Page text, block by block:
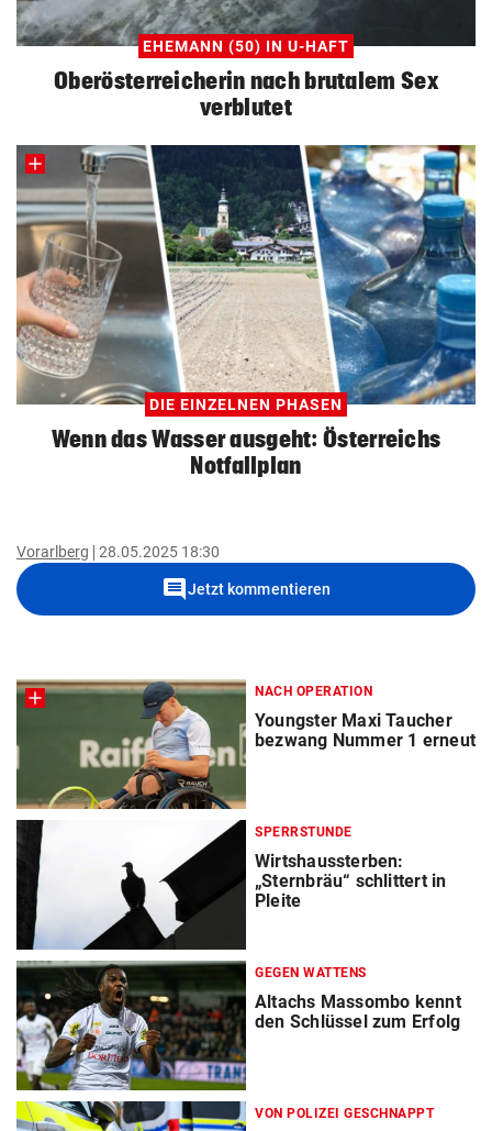
EHEMANN (50) IN U-HAFT
Oberösterreicherin nach brutalem Sex
verblutet
DIE EINZELNEN PHASEN
Wenn das Wasser ausgeht: Österreichs
Notfallplan
Vorarlberg 28.05.2025 18:30
commentJetzt kommentieren
NACH OPERATION
Youngster Maxi Taucher
bezwang Nummer 1 erneut
SPERRSTUNDE
Wirtshaussterben:
„Sternbräu“ schlittert in
Pleite
GEGEN WATTENS
Altachs Massombo kennt
den Schlüssel zum Erfolg
VON POLIZEI GESCHNAPPT